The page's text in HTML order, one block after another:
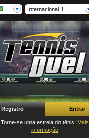
Internacional 1
Registro Entrar
Torne-se uma estrela do tênis! Mais
informação